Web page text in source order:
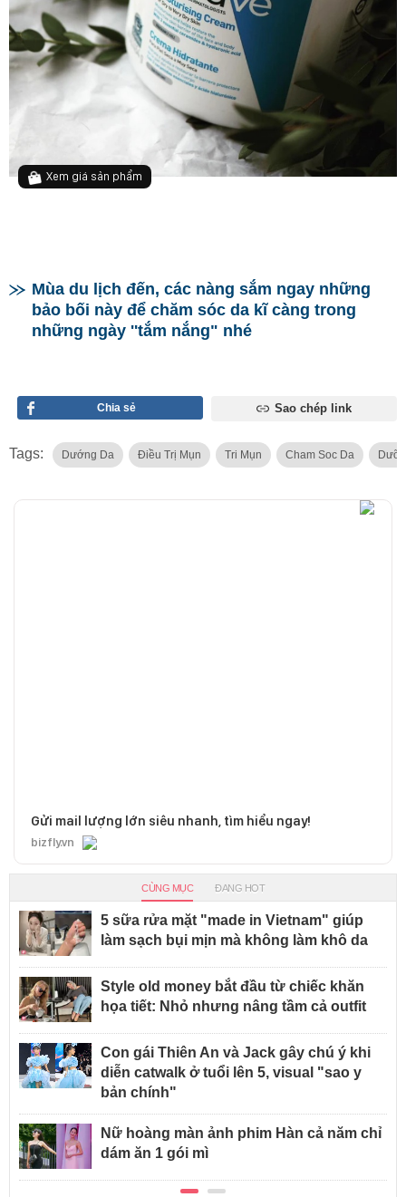
Xem giá sản phẩm
Mùa du lịch đến, các nàng sắm ngay những
bảo bối này để chăm sóc da kĩ càng trong
những ngày ''tắm nắng" nhé
Chia sẻ Sao chép link
Tags: Dướng Da Điều Trị Mụn Tri Mụn Cham Soc Da
Gửi mail lượng lớn siêu nhanh, tìm hiểu ngay!
bizfly.vn
CÙNG MỤC ĐANG HOT
5 sữa rửa mặt "made in Vietnam" giúp
làm sạch bụi mịn mà không làm khô da
Style old money bắt đầu từ chiếc khăn
họa tiết: Nhỏ nhưng nâng tầm cả outfit
Con gái Thiên An và Jack gây chú ý khi
diễn catwalk ở tuổi lên 5, visual "sao y
bản chính"
Nữ hoàng màn ảnh phim Hàn cả năm chỉ
dám ăn 1 gói mì